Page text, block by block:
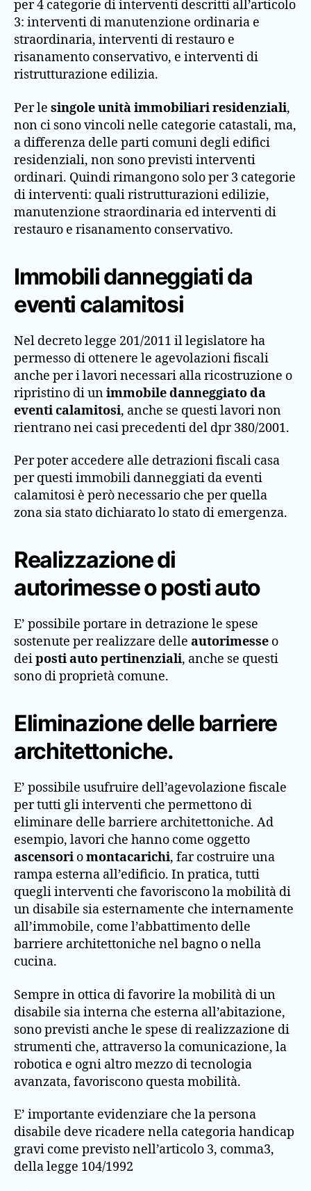
per 4 categorie di interventi descritti all’articolo
3: interventi di manutenzione ordinaria e
straordinaria, interventi di restauro e
risanamento conservativo, e interventi di
ristrutturazione edilizia.
Per le singole unità immobiliari residenziali,
non ci sono vincoli nelle categorie catastali, ma,
a differenza delle parti comuni degli edifici
residenziali, non sono previsti interventi
ordinari. Quindi rimangono solo per 3 categorie
di interventi: quali ristrutturazioni edilizie,
manutenzione straordinaria ed interventi di
restauro e risanamento conservativo.
Immobili danneggiati da
eventi calamitosi
Nel decreto legge 201/2011 il legislatore ha
permesso di ottenere le agevolazioni fiscali
anche per i lavori necessari alla ricostruzione o
ripristino di unimmobile danneggiato da
eventi calamitosi, anche se questi lavori non
rientrano nei casi precedenti del dpr 380/2001.
Per poter accedere alle detrazioni fiscali casa
per questi immobili danneggiati da eventi
calamitosi è però necessario che per quella
zona sia stato dichiarato lo stato di emergenza.
Realizzazione di
autorimesse o posti auto
E’ possibile portare in detrazione le spese
sostenute per realizzare delle autorimesse o
deiposti auto pertinenziali, anche se questi
sono di proprietà comune.
Eliminazione delle barriere
architettoniche.
E’ possibile usufruire dell’agevolazione fiscale
per tutti gli interventi che permettono di
eliminare delle barriere architettoniche. Ad
esempio, lavori che hanno come oggetto
ascensori omontacarichi, far costruire una
rampa esterna all’edificio. In pratica, tutti
quegli interventi che favoriscono la mobilità di
un disabile sia esternamente che internamente
all’immobile, come l’abbattimento delle
barriere architettoniche nel bagno o nella
cucina.
Sempre in ottica di favorire la mobilità di un
disabile sia interna che esterna all’abitazione,
sono previsti anche le spese di realizzazione di
strumenti che, attraverso la comunicazione, la
robotica e ogni altro mezzo di tecnologia
avanzata, favoriscono questa mobilità.
E’ importante evidenziare che la persona
disabile deve ricadere nella categoria handicap
gravi come previsto nell’articolo 3, comma3,
della legge 104/1992